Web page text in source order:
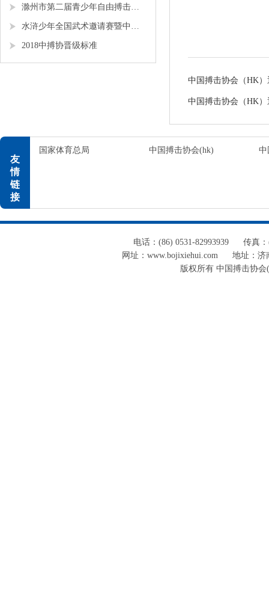
滁州市第二届青少年自由搏击全国邀请赛
水浒少年全国武术邀请赛暨中搏协青少年搏击锦标赛
2018中搏协晋级标准
中国搏击协会（HK）
中国搏击协会（HK）
友
情
链
接
国家体育总局 中国搏击协会(hk) 中
电话：(86) 0531-82993939
传真
网址：www.bojixiehui.com
地址：济
版权所有 中国搏击协会